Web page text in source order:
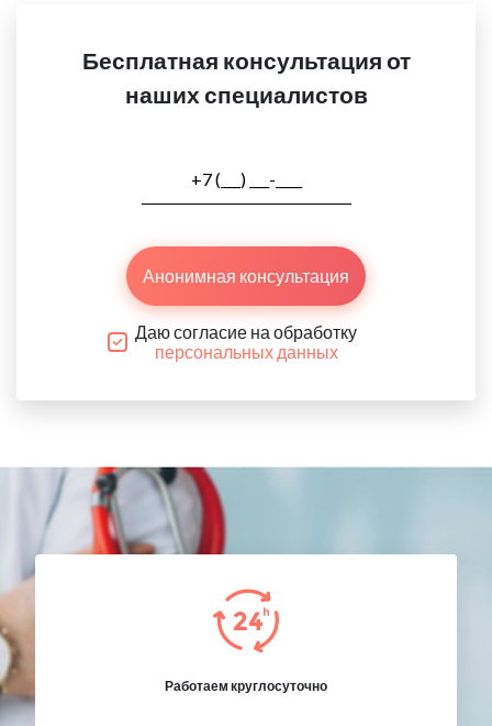
Бесплатная консультация от
наших специалистов
Анонимная консультация
Даю согласие на обработку
персональных данных
Работаем круглосуточно